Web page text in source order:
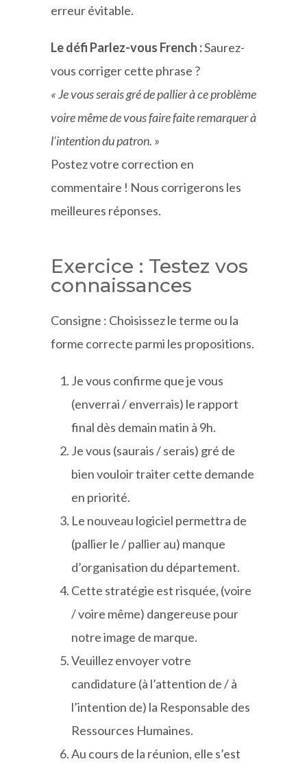
erreur évitable.
Le défi Parlez-vous French :Saurez-
vous corriger cette phrase ?
« Je vous serais gré de pallier à ce problème
voire même de vous faire faite remarquer à
l’intention du patron. »
Postez votre correction en
commentaire ! Nous corrigerons les
meilleures réponses.
Exercice : Testez vos
connaissances
Consigne : Choisissez le terme ou la
forme correcte parmi les propositions.
Je vous confirme que je vous
(enverrai / enverrais) le rapport
final dès demain matin à 9h.
Je vous (saurais / serais) gré de
bien vouloir traiter cette demande
en priorité.
Le nouveau logiciel permettra de
(pallier le / pallier au) manque
d’organisation du département.
Cette stratégie est risquée, (voire
/ voire même) dangereuse pour
notre image de marque.
Veuillez envoyer votre
candidature (à l’attention de / à
l’intention de) la Responsable des
Ressources Humaines.
Au cours de la réunion, elle s’est